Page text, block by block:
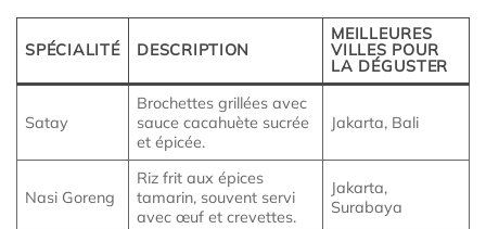
SPÉCIALITÉ DESCRIPTION
MEILLEURES
VILLES POUR
LA DÉGUSTER
Satay
Brochettes grillées avec
sauce cacahuète sucrée
et épicée.
Jakarta, Bali
Nasi Goreng
Riz frit aux épices
tamarin, souvent servi
avec œuf et crevettes.
Jakarta,
Surabaya